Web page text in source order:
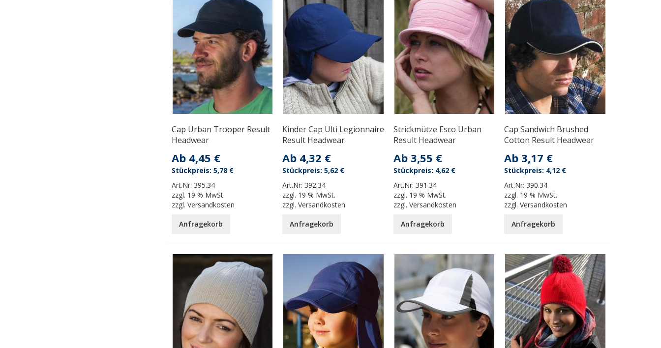
Cap Urban Trooper Result
Headwear
Ab 4,45 €
Art.Nr: 395.34
zzgl. 19 % MwSt.
zzgl. Versandkosten
5,78 €
Anfragekorb
Kinder Cap Ulti Legionnaire
Result Headwear
Ab 4,32 €
Art.Nr: 392.34
zzgl. 19 % MwSt.
zzgl.Versandkosten
5,62 €
Anfragekorb
Strickmütze Esco Urban
Result Headwear
Ab 3,55 €
Art.Nr: 391.34
zzgl. 19 % MwSt.
zzgl. Versandkosten
4,62 €
Anfragekorb
Cap Sandwich Brushed
Cotton Result Headwear
Ab 3,17 €
Art.Nr: 390.34
zzgl. 19 % MwSt.
zzgl.Versandkosten
4,12 €
Anfragekorb